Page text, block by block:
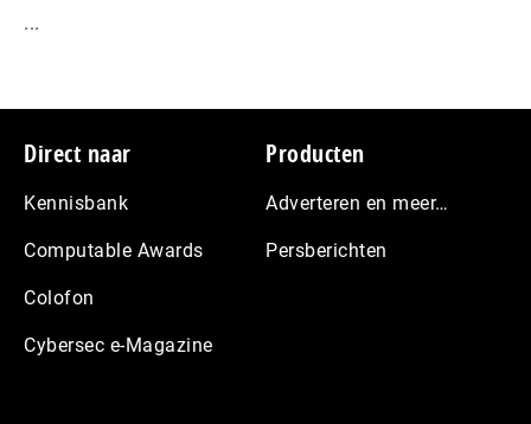
...
Footer
Direct naar
Kennisbank
Computable Awards
Colofon
Cybersec e-Magazine
Producten
Adverteren en meer…
Persberichten